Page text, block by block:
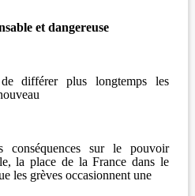
et dangereuse
différer plus longtemps les
conséquences sur le pouvoir
la place de la France dans le
les grèves occasionnent une